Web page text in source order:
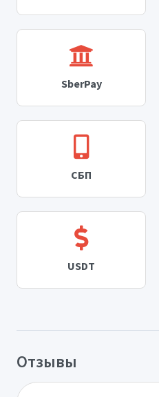
SberPay
СБП
USDT
Отзывы